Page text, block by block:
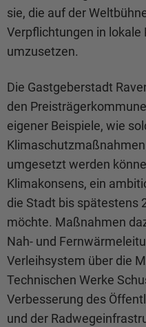
sie, die auf der
Verpflichtungen in
umzusetzen.
Die Gastgeberstadt
den
eigener Beispiele, wie
umgesetzt werden
Klimakonsens, ein
die Stadt bis spätestens
möchte. Maßnahmen
Nah- und
Verleihsystem über die
Technischen Werke
Verbesserung des
und der